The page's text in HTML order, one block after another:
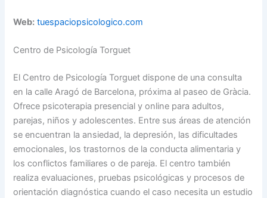
Web: tuespaciopsicologico.com
Centro de Psicología Torguet
El Centro de Psicología Torguet dispone de una consulta
en la calle Aragó de Barcelona, próxima al paseo de Gràcia.
Ofrece psicoterapia presencial y online para adultos,
parejas, niños y adolescentes. Entre sus áreas de atención
se encuentran la ansiedad, la depresión, las dificultades
emocionales, los trastornos de la conducta alimentaria y
los conflictos familiares o de pareja. El centro también
realiza evaluaciones, pruebas psicológicas y procesos de
orientación diagnóstica cuando el caso necesita un estudio